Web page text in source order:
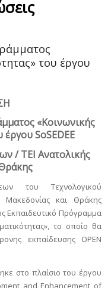
του έργου
«Κοινωνικής
έργου SoSEDEE
/ ΤΕΙ Ανατολικής
του Τεχνολογικού
Μακεδονίας και Θράκης
Εκπαιδευτικό Πρόγραμμα
το οποίο θα
εκπαίδευσης OPEN
στο πλαίσιο του έργου
and Enhancement of